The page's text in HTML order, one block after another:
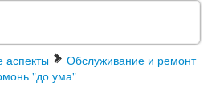
аспекты
Обслуживание и ремонт
"до ума"